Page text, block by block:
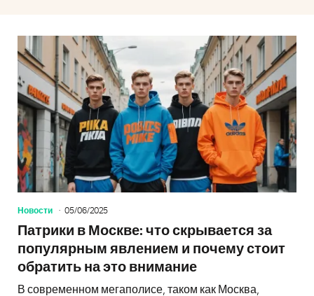
Новости 05/06/2025
Патрики в Москве: что скрывается за
популярным явлением и почему стоит
обратить на это внимание
В современном мегаполисе, таком как Москва,